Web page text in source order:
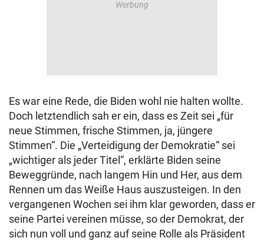
Es war eine Rede, die Biden wohl nie halten wollte.
Doch letztendlich sah er ein, dass es Zeit sei „für
neue Stimmen, frische Stimmen, ja, jüngere
Stimmen“. Die „Verteidigung der Demokratie“ sei
„wichtiger als jeder Titel“, erklärte Biden seine
Beweggründe, nach langem Hin und Her, aus dem
Rennen um das Weiße Haus auszusteigen. In den
vergangenen Wochen sei ihm klar geworden, dass er
seine Partei vereinen müsse, so der Demokrat, der
sich nun voll und ganz auf seine Rolle als Präsident